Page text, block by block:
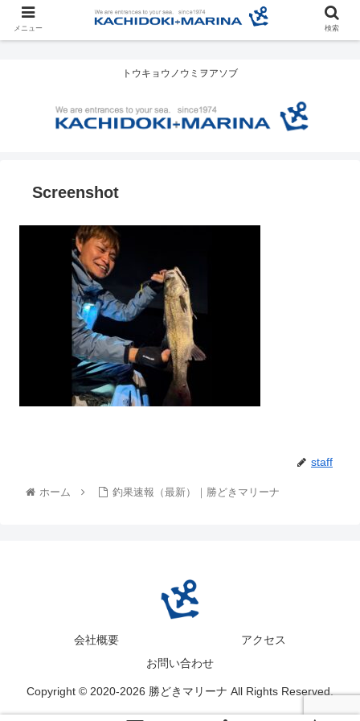
トウキョウノウミヲアソブ
Screenshot
staff
ホーム 釣果速報（最新）｜勝どきマリーナ
会社概要
アクセス
お問い合わせ
Copyright © 2020-2026 勝どきマリーナ All Rights Reserved.
メニュー 検索